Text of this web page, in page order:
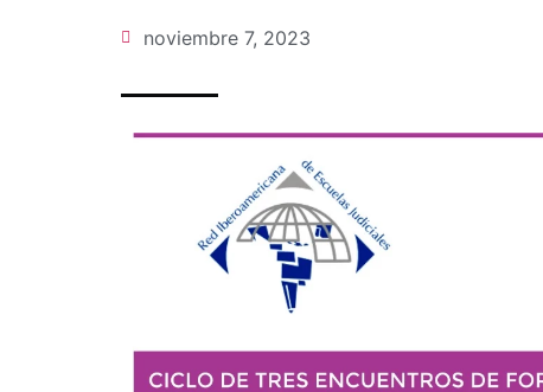
noviembre 7, 2023